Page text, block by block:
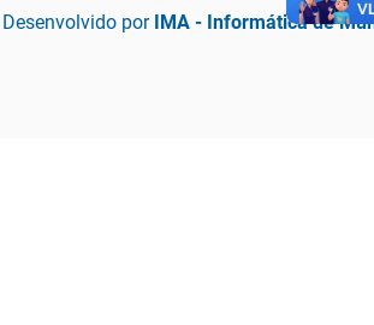
Desenvolvido por IMA - Informática de